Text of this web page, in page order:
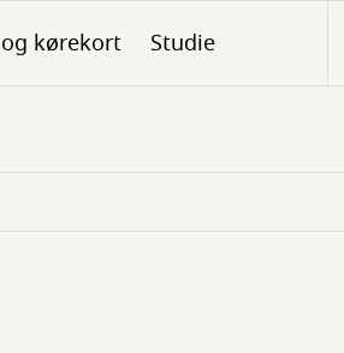
kørekort Studie